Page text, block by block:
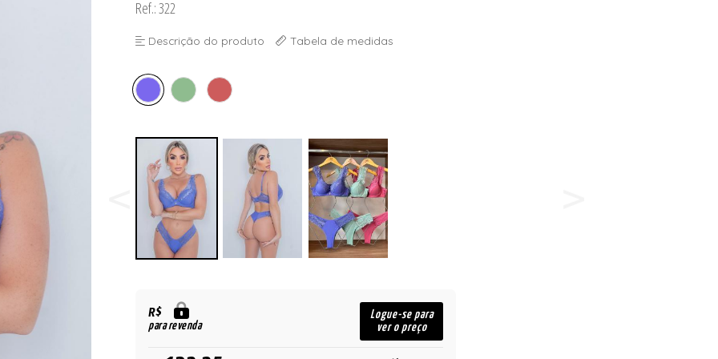
Ref.: 322
Descrição do produto Tabela de medidas
R$
para revenda
Logue-se para
ver o preço